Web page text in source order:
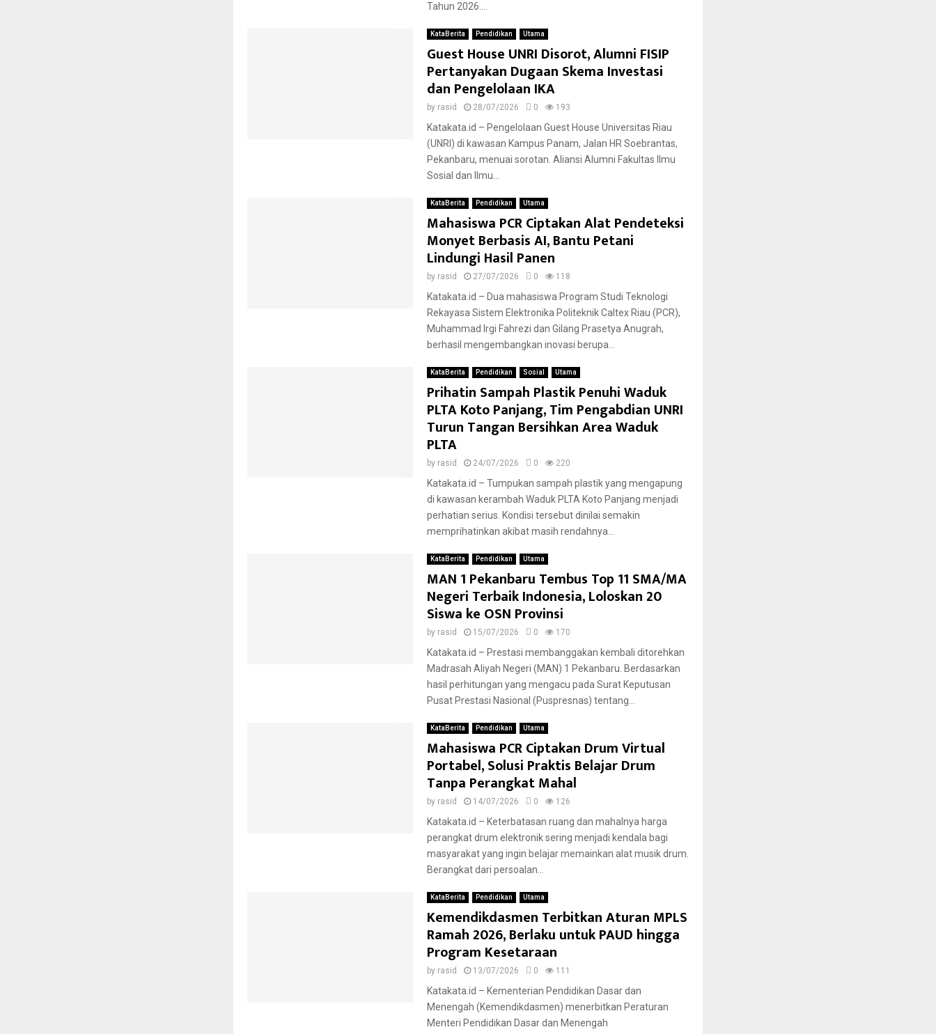
Tahun 2026....
KataBerita Pendidikan Utama
Guest House UNRI Disorot, Alumni FISIP
Pertanyakan Dugaan Skema Investasi
dan Pengelolaan IKA
by rasid 28/07/2026 0 193
Katakata.id – Pengelolaan Guest House Universitas Riau
(UNRI) di kawasan Kampus Panam, Jalan HR Soebrantas,
Pekanbaru, menuai sorotan. Aliansi Alumni Fakultas Ilmu
Sosial dan Ilmu...
KataBerita Pendidikan Utama
Mahasiswa PCR Ciptakan Alat Pendeteksi
Monyet Berbasis AI, Bantu Petani
Lindungi Hasil Panen
by rasid 27/07/2026 0 118
Katakata.id – Dua mahasiswa Program Studi Teknologi
Rekayasa Sistem Elektronika Politeknik Caltex Riau (PCR),
Muhammad Irgi Fahrezi dan Gilang Prasetya Anugrah,
berhasil mengembangkan inovasi berupa...
KataBerita Pendidikan Sosial Utama
Prihatin Sampah Plastik Penuhi Waduk
PLTA Koto Panjang, Tim Pengabdian UNRI
Turun Tangan Bersihkan Area Waduk
PLTA
by rasid 24/07/2026 0 220
Katakata.id – Tumpukan sampah plastik yang mengapung
di kawasan kerambah Waduk PLTA Koto Panjang menjadi
perhatian serius. Kondisi tersebut dinilai semakin
memprihatinkan akibat masih rendahnya...
KataBerita Pendidikan Utama
MAN 1 Pekanbaru Tembus Top 11 SMA/MA
Negeri Terbaik Indonesia, Loloskan 20
Siswa ke OSN Provinsi
by rasid 15/07/2026 0 170
Katakata.id – Prestasi membanggakan kembali ditorehkan
Madrasah Aliyah Negeri (MAN) 1 Pekanbaru. Berdasarkan
hasil perhitungan yang mengacu pada Surat Keputusan
Pusat Prestasi Nasional (Puspresnas) tentang...
KataBerita Pendidikan Utama
Mahasiswa PCR Ciptakan Drum Virtual
Portabel, Solusi Praktis Belajar Drum
Tanpa Perangkat Mahal
by rasid 14/07/2026 0 126
Katakata.id – Keterbatasan ruang dan mahalnya harga
perangkat drum elektronik sering menjadi kendala bagi
masyarakat yang ingin belajar memainkan alat musik drum.
Berangkat dari persoalan...
KataBerita Pendidikan Utama
Kemendikdasmen Terbitkan Aturan MPLS
Ramah 2026, Berlaku untuk PAUD hingga
Program Kesetaraan
by rasid 13/07/2026 0 111
Katakata.id – Kementerian Pendidikan Dasar dan
Menengah (Kemendikdasmen) menerbitkan Peraturan
Menteri Pendidikan Dasar dan Menengah